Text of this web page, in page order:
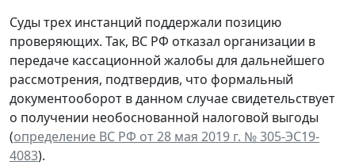
Суды трех инстанций поддержали позицию
проверяющих. Так, ВС РФ отказал организации в
передаче кассационной жалобы для дальнейшего
рассмотрения, подтвердив, что формальный
документооборот в данном случае свидетельствует
о получении необоснованной налоговой выгоды
(определение ВС РФ от 28 мая 2019 г. № 305-ЭС19-
4083).